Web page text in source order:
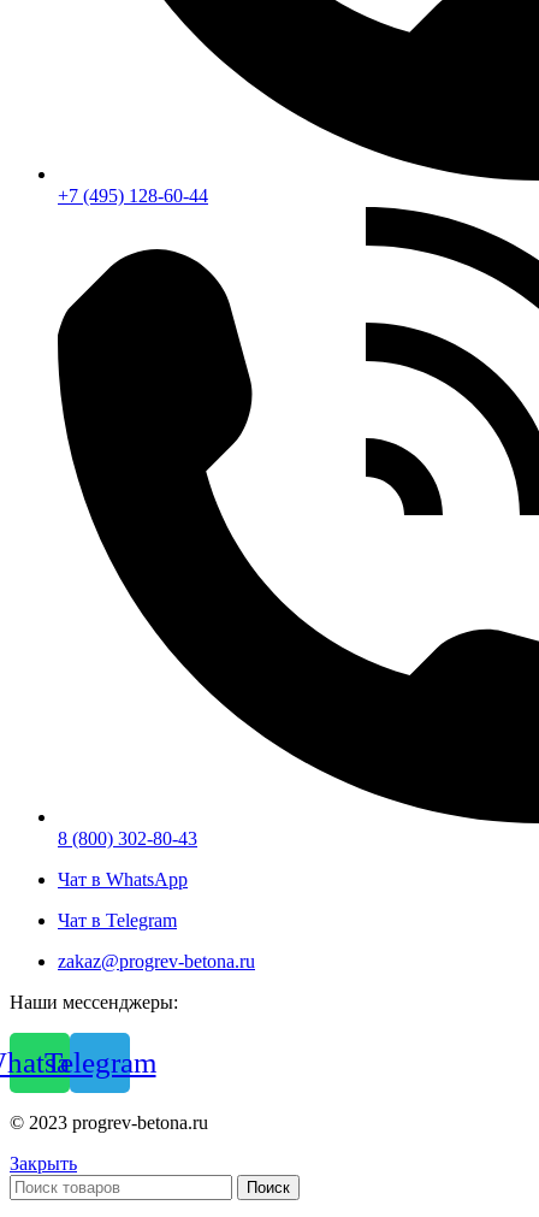
+7 (495) 128-60-44
8 (800) 302-80-43
Чат в WhatsApp
Чат в Telegram
zakaz@progrev-betona.ru
Наши мессенджеры:
Telegram
© 2023 progrev-betona.ru
Закрыть
Поиск